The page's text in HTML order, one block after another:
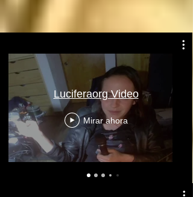
Luciferaorg Video
Mirar ahora